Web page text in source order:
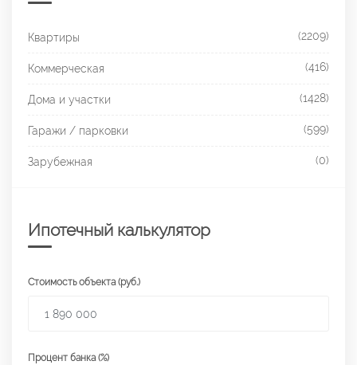
Квартиры (2209)
Коммерческая (416)
Дома и участки (1428)
Гаражи / парковки (599)
Зарубежная (0)
Ипотечный калькулятор
Стоимость объекта (руб.)
Процент банка (%)